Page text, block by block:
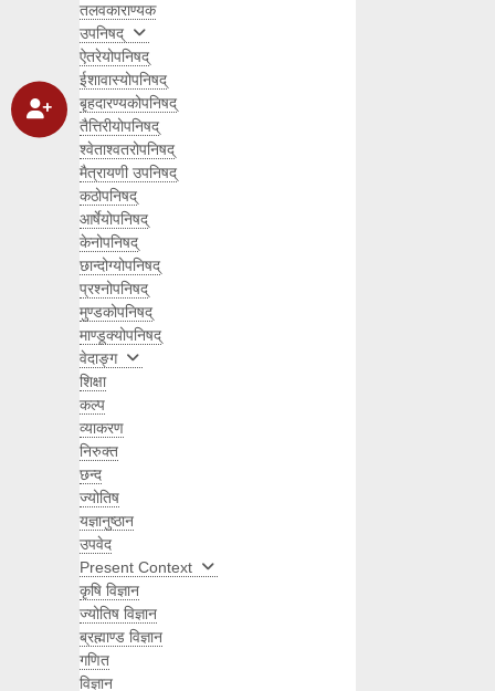
तलवकाराण्यक
उपनिषद्
ऐतरेयोपनिषद्
ईशावास्योपनिषद्
बृहदारण्यकोपनिषद्
तैत्तिरीयोपनिषद्
श्वेताश्वतरोपनिषद्
मैत्रायणी उपनिषद्
कठोपनिषद्
आर्षेयोपनिषद्
केनोपनिषद्
छान्दोग्योपनिषद्
प्रश्नोपनिषद्
मुण्डकोपनिषद्
माण्डूक्योपनिषद्
वेदाङ्ग
शिक्षा
कल्प
व्याकरण
निरुक्त
छन्द
ज्योतिष
यज्ञानुष्ठान
उपवेद
Present Context
कृषि विज्ञान
ज्योतिष विज्ञान
ब्रह्माण्ड विज्ञान
गणित
विज्ञान